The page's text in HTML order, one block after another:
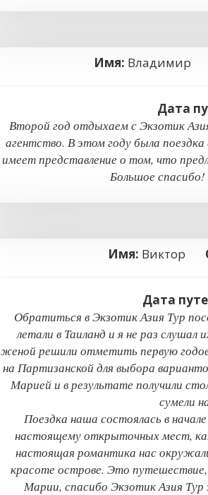
Имя:
Дата
Второй год отдыхаем с Экзотик
агентство. В этом году была
имеет представление о том, что
Большое
Имя: Виктор
Дата
Обратиться в Экзотик Азия Тур
летали в Таиланд и я не раз
женой решили отметить первую
на Партизанской для выбора
Марией и в результате получили
сумели
Поездка наша состоялась в
настоящему открыточных мест,
настоящая романтика нас
красоте острове. Это
Марии, спасибо Экзотик Азия